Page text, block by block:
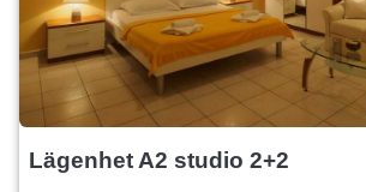
Lägenhet A2 studio 2+2